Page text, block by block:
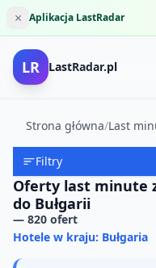
× Aplikacja LastRadar
LR LastRadar.pl
Strona główna/Last
Filtry
Oferty last minute
do Bułgarii
— 820 ofert
Hotele w kraju: Bułgaria